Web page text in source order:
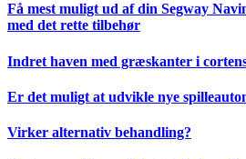
Få mest muligt ud af din Segway
med det rette tilbehør
Indret haven med græskanter i
Er det muligt at udvikle nye
Virker alternativ behandling?